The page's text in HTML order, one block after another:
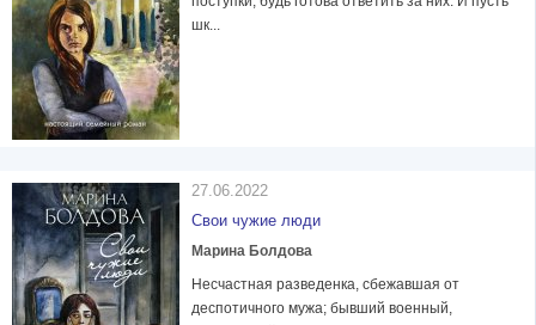
шк...
27.06.2022
Свои чужие люди
Марина Болдова
Несчастная разведенка, сбежавшая от
деспотичного мужа; бывший военный,